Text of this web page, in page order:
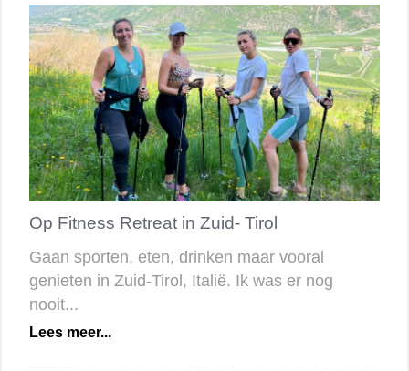
Op Fitness Retreat in Zuid- Tirol
Gaan sporten, eten, drinken maar vooral
genieten in Zuid-Tirol, Italië. Ik was er nog
nooit...
Lees meer...